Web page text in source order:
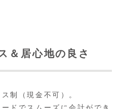
＆居心地の良さ
制（現金不可）。
ドでスムーズに会計ができ